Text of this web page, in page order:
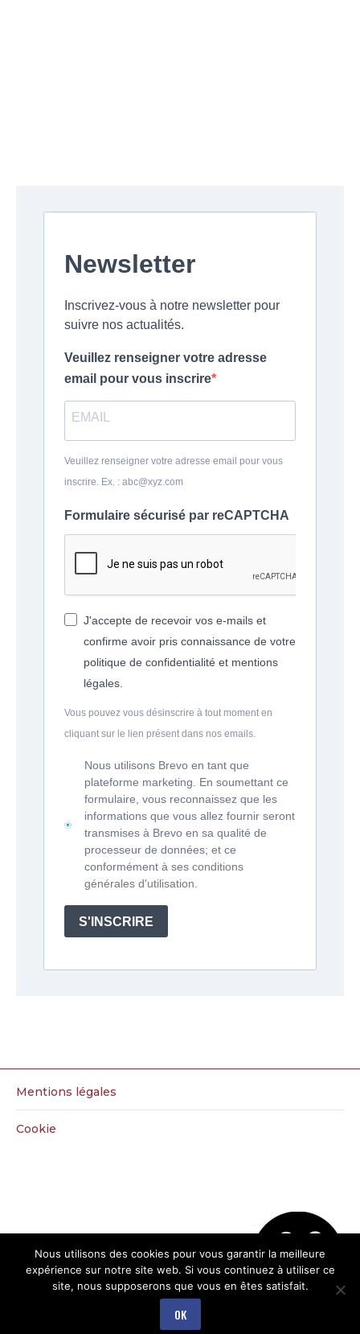
Newsletter
Inscrivez-vous à notre newsletter pour
suivre nos actualités.
Veuillez renseigner votre adresse
email pour vous inscrire
Veuillez renseigner votre adresse email pour vous
inscrire. Ex. : abc@xyz.com
Formulaire sécurisé par reCAPTCHA
J'accepte de recevoir vos e-mails et
confirme avoir pris connaissance de votre
politique de confidentialité et mentions
légales.
Vous pouvez vous désinscrire à tout moment en
cliquant sur le lien présent dans nos emails.
Nous utilisons Brevo en tant que
plateforme marketing. En soumettant ce
formulaire, vous reconnaissez que les
informations que vous allez fournir seront
transmises à Brevo en sa qualité de
processeur de données; et ce
conformément à sesconditions
générales d'utilisation
S'INSCRIRE
Mentions légales
Cookie
Nous utilisons des cookies pour vous garantir la meilleure
expérience sur notre site web. Si vous continuez à utiliser ce
site, nous supposerons que vous en êtes satisfait.
OK